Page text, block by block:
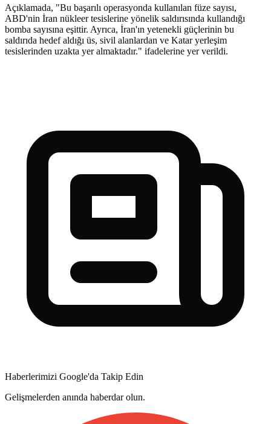
Açıklamada, "Bu başarılı operasyonda kullanılan füze sayısı,
ABD'nin İran nükleer tesislerine yönelik saldırısında kullandığı
bomba sayısına eşittir. Ayrıca, İran'ın yetenekli güçlerinin bu
saldırıda hedef aldığı üs, sivil alanlardan ve Katar yerleşim
tesislerinden uzakta yer almaktadır." ifadelerine yer verildi.
Haberlerimizi Google'da Takip Edin
Gelişmelerden anında haberdar olun.